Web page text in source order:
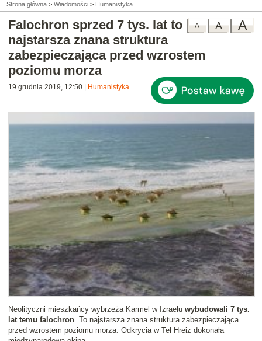
Strona główna > Wiadomości > Humanistyka
A
A
A
Falochron sprzed 7 tys. lat to
najstarsza znana struktura
zabezpieczająca przed wzrostem
poziomu morza
19 grudnia 2019, 12:50 Humanistyka
Neolityczni mieszkańcy wybrzeża Karmel w Izraelu wybudowali 7 tys.
lat temu falochron. To najstarsza znana struktura zabezpieczająca
przed wzrostem poziomu morza. Odkrycia w Tel Hreiz dokonała